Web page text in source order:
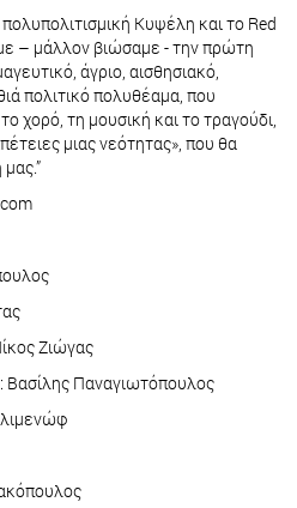
Κυψέλη και το Red
– μάλλον βιώσαμε - την πρώτη
άγριο, αισθησιακό,
πολιτικό πολυθέαμα, που
χορό, τη μουσική και το τραγούδι,
μιας νεότητας», που θα
Ζιώγας
Βασίλης Παναγιωτόπουλος